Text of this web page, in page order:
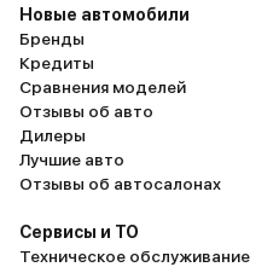
Новые автомобили
Бренды
Кредиты
Сравнения моделей
Отзывы об авто
Дилеры
Лучшие авто
Отзывы об автосалонах
Сервисы и ТО
Техническое обслуживание